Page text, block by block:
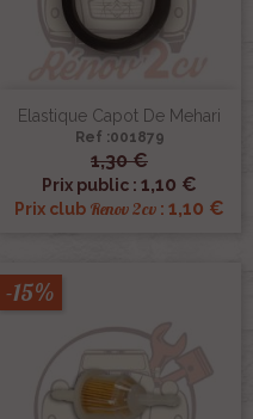
Elastique Capot De Mehari
Ref :001879
1,30 €
Prix public : 1,10 €
Prix club Renov 2cv : 1,10 €
-15%